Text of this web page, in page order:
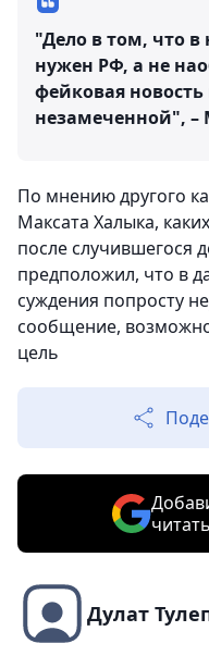
"Дело в том, что в
нужен РФ, а не
фейковая
незамеченной", –
По мнению другого
Максата Халыка,
после случившегося
предположил, что в
суждения попросту
сообщение,
цель
Дулат